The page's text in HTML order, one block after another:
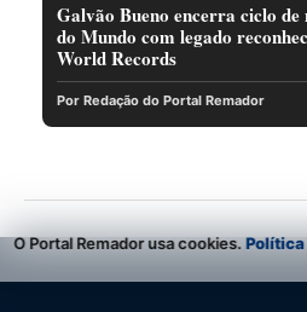
Galvão Bueno encerra ciclo
do Mundo com legado
World Records
Por Redação do Portal Remador
O Portal Remador usa cookies.Política